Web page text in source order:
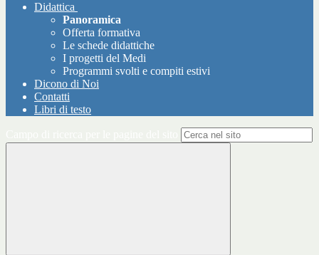
Didattica
Panoramica
Offerta formativa
Le schede didattiche
I progetti del Medi
Programmi svolti e compiti estivi
Dicono di Noi
Contatti
Libri di testo